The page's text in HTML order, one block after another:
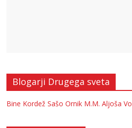
Blogarji Drugega sveta
Bine Kordež Sašo Ornik M.M. Aljoša